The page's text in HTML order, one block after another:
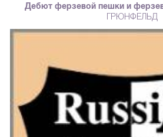
Дебют ферзевой пешки и
ГРЮНФЕЛЬД